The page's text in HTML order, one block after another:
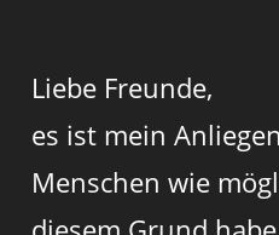
Liebe Freunde,
es ist mein
Menschen wie